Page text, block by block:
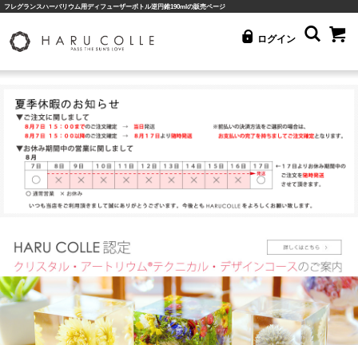
フレグランスハーバリウム用ディフューザーボトル逆円錐190mlの販売ページ
ログイン